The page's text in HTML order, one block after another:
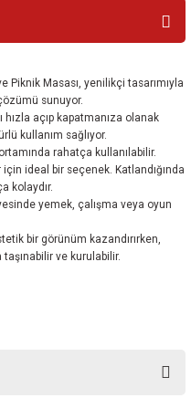
Piknik Masası, yenilikçi tasarımıyla
sunuyor.
açıp kapatmanıza olanak
kullanım sağlıyor.
rahatça kullanılabilir.
ideal bir seçenek. Katlandığında
kolaydır.
yemek, çalışma veya oyun
bir görünüm kazandırırken,
ve kurulabilir.